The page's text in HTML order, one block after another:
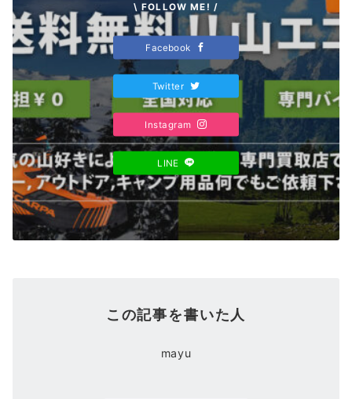
\ FOLLOW ME! /
Facebook
Twitter
Instagram
LINE
この記事を書いた人
mayu